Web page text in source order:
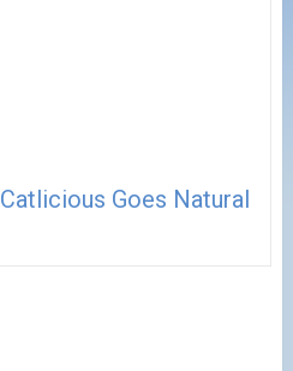
Catlicious Goes Natural